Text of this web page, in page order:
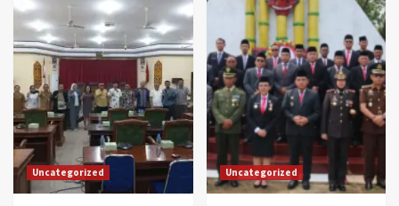
Uncategorized Uncategorized